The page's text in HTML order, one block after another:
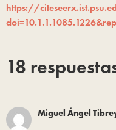
https://
18
Miguel Ángel